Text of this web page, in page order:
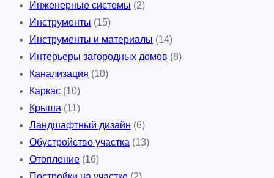
Инженерные системы (2)
Инструменты (15)
Инструменты и материалы (14)
Интерьеры загородных домов (8)
Канализация (10)
Каркас (10)
Крыша (11)
Ландшафтный дизайн (6)
Обустройство участка (13)
Отопление (16)